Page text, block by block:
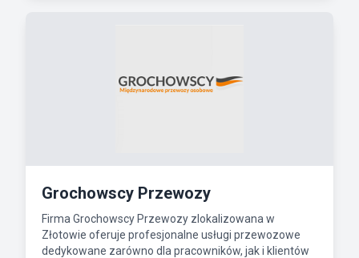
Grochowscy Przewozy
Firma Grochowscy Przewozy zlokalizowana w
Złotowie oferuje profesjonalne usługi przewozowe
dedykowane zarówno dla pracowników, jak i klientów